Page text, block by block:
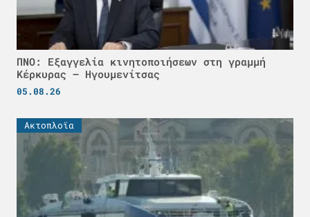
ΠΝΟ: Εξαγγελία κινητοποιήσεων στη γραμμή
Κέρκυρας – Ηγουμενίτσας
05.08.26
Ακτοπλοϊα